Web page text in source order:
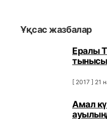
Ұқсас жазбалар
Ералы
[ 2017 ] 21
Амал